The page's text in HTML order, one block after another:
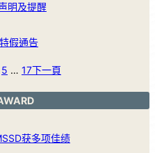
明及提醒
假通告
5 … 17下一頁
获多项佳绩